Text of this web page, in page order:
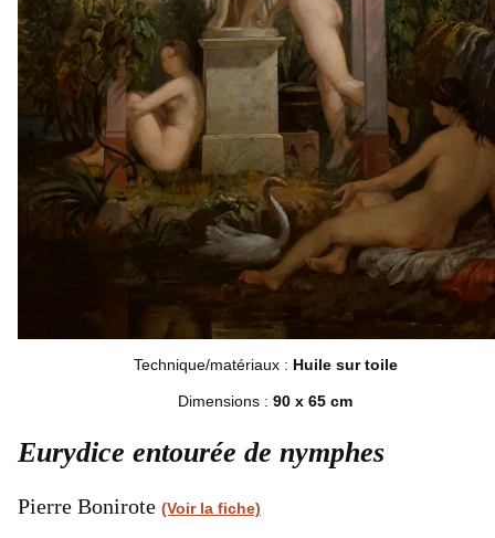
Technique/matériaux : Huile sur toile
Dimensions : 90 x 65 cm
Eurydice entourée de nymphes
Pierre Bonirote (Voir la fiche)